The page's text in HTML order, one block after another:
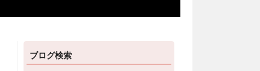
ブログ検索